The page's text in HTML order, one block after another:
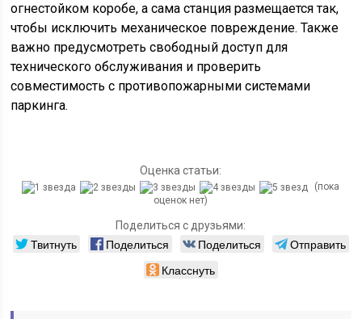
огнестойком коробе, а сама станция размещается так,
чтобы исключить механическое повреждение. Также
важно предусмотреть свободный доступ для
технического обслуживания и проверить
совместимость с противопожарными системами
паркинга.
Оценка статьи:
(пока
оценок нет)
Поделиться с друзьями:
Твитнуть Поделиться Поделиться
Отправить
Класснуть